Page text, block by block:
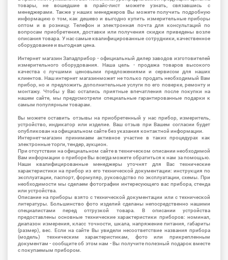
товары, не вошедшие в прайс-лист можете узнать, связавшись с
менеджерами. Также у наших менеджеров Вы можете получить подробную
информацию о том, как дешево и выгодно купить измерительные приборы
оптом и в розницу. Телефон и электронная почта для консультаций по
вопросам приобретения, доставки или получения скидки приведены возле
описания товара. У нас самые квалифицированные сотрудники, качественное
оборудование и выгодная цена.
Интернет магазин Западприбор - официальный дилер заводов изготовителей
измерительного оборудования. Наша цель - продажа товаров высокого
качества с лучшими ценовыми предложениями и сервисом для наших
клиентов. Наш интернет магазинможет не только продать необходимый Вам
прибор, но и предложить дополнительные услуги по его поверке, ремонту и
монтажу. Чтобы у Вас остались приятные впечатления после покупки на
нашем сайте, мы предусмотрели специальные гарантированные подарки к
самым популярным товарам.
Вы можете оставить отзывы на приобретенный у нас прибор, измеритель,
устройство, индикатор или изделие. Ваш отзыв при Вашем согласии будет
опубликован на официальном сайте без указания контактной информации.
Интернет-магазин принимаем активное участие в таких процедурах как
электронные торги, тендер, аукцион.
При отсутствии на официальном сайте в техническом описании необходимой
Вам информации о приборе Вы всегда можете обратиться к нам за помощью.
Наши квалифицированные менеджеры уточнят для Вас технические
характеристики на прибор из его технической документации: инструкция по
эксплуатации, паспорт, формуляр, руководство по эксплуатации, схемы. При
необходимости мы сделаем фотографии интересующего вас прибора, стенда
или устройства.
Описание на приборы взято с технической документации или с технической
литературы. Большинство фото изделий сделаны непосредственно нашими
специалистами перед отгрузкой товара. В описании устройства
предоставлены основные технические характеристики приборов: номинал,
диапазон измерения, класс точности, шкала, напряжение питания, габариты
(размер), вес. Если на сайте Вы увидели несоответствие названия прибора
(модель) техническим характеристикам, фото или прикрепленным
документам - сообщите об этом нам - Вы получите полезный подарок вместе
с покупаемым прибором.